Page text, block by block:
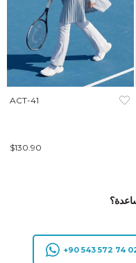
ACT-41
$130.90
+90 543 572 74